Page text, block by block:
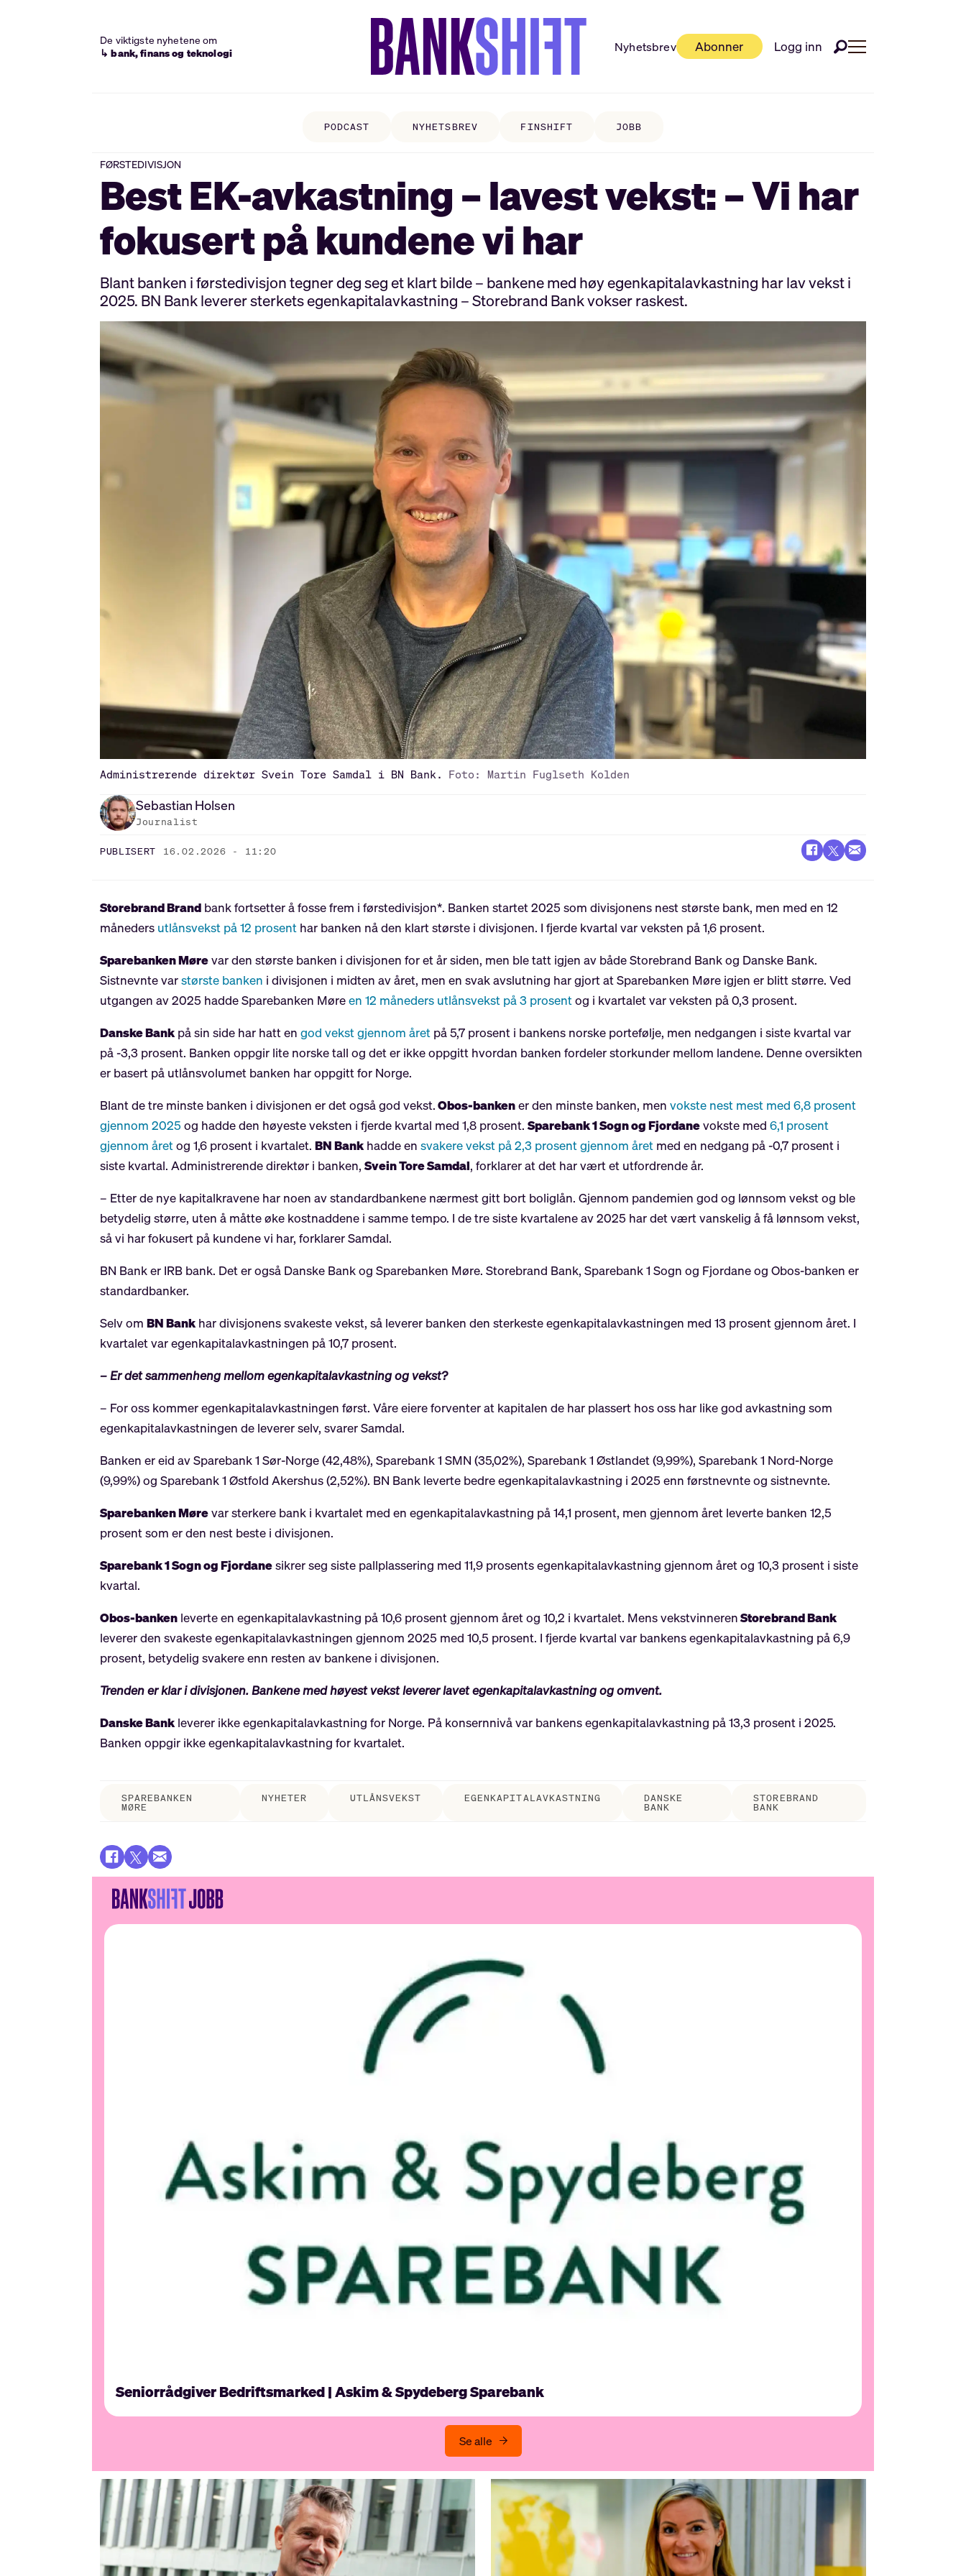
De viktigste nyhetene om
↳ bank, finans og teknologi
Nyhetsbrev Abonner Logg inn
PODCAST NYHETSBREV FINSHIFT JOBB
FØRSTEDIVISJON
Best EK-avkastning – lavest vekst: – Vi har
fokusert på kundene vi har
Blant banken i førstedivisjon tegner deg seg et klart bilde – bankene med høy egenkapitalavkastning har lav vekst i
2025. BN Bank leverer sterkets egenkapitalavkastning – Storebrand Bank vokser raskest.
Administrerende direktør Svein Tore Samdal i BN Bank. Foto: Martin Fuglseth Kolden
Sebastian Holsen
Journalist
PUBLISERT 16.02.2026 - 11:20
Storebrand Brand bank fortsetter å fosse frem i førstedivisjon*. Banken startet 2025 som divisjonens nest største bank, men med en 12
måneders utlånsvekst på 12 prosent har banken nå den klart største i divisjonen. I fjerde kvartal var veksten på 1,6 prosent.
Sparebanken Mørevar den største banken i divisjonen for et år siden, men ble tatt igjen av både Storebrand Bank og Danske Bank.
Sistnevnte varstørste banken i divisjonen i midten av året, men en svak avslutning har gjort at Sparebanken Møre igjen er blitt større. Ved
utgangen av 2025 hadde Sparebanken Møreen 12 måneders utlånsvekst på 3 prosentog i kvartalet var veksten på 0,3 prosent.
Danske Bankpå sin side har hatt engod vekst gjennom året på 5,7 prosent i bankens norske portefølje, men nedgangen i siste kvartal var
på -3,3 prosent. Banken oppgir lite norske tall og det er ikke oppgitt hvordan banken fordeler storkunder mellom landene. Denne oversikten
er basert på utlånsvolumet banken har oppgitt for Norge.
Blant de tre minste banken i divisjonen er det også god vekst.Obos-bankener den minste banken, menvokste nest mest med 6,8 prosent
gjennom 2025 og hadde den høyeste veksten i fjerde kvartal med 1,8 prosent.Sparebank 1 Sogn og Fjordanevokste med6,1 prosent
gjennom åretog 1,6 prosent i kvartalet.BN Bankhadde ensvakere vekst på 2,3 prosent gjennom året med en nedgang på -0,7 prosent i
siste kvartal. Administrerende direktør i banken,Svein Tore Samdal, forklarer at det har vært et utfordrende år.
– Etter de nye kapitalkravene har noen av standardbankene nærmest gitt bort boliglån. Gjennom pandemien god og lønnsom vekst og ble
betydelig større, uten å måtte øke kostnaddene i samme tempo. I de tre siste kvartalene av 2025 har det vært vanskelig å få lønnsom vekst,
så vi har fokusert på kundene vi har, forklarer Samdal.
BN Bank er IRB bank. Det er også Danske Bank og Sparebanken Møre. Storebrand Bank, Sparebank 1 Sogn og Fjordane og Obos-banken er
standardbanker.
Selv omBN Bankhar divisjonens svakeste vekst, så leverer banken den sterkeste egenkapitalavkastningen med 13 prosent gjennom året. I
kvartalet var egenkapitalavkastningen på 10,7 prosent.
– Er det sammenheng mellom egenkapitalavkastning og vekst?
– For oss kommer egenkapitalavkastningen først. Våre eiere forventer at kapitalen de har plassert hos oss har like god avkastning som
egenkapitalavkastningen de leverer selv, svarer Samdal.
Banken er eid av Sparebank 1 Sør-Norge (42,48%), Sparebank 1 SMN (35,02%), Sparebank 1 Østlandet (9,99%), Sparebank 1 Nord-Norge
(9,99%) og Sparebank 1 Østfold Akershus (2,52%). BN Bank leverte bedre egenkapitalavkastning i 2025 enn førstnevnte og sistnevnte.
Sparebanken Mørevar sterkere bank i kvartalet med en egenkapitalavkastning på 14,1 prosent, men gjennom året leverte banken 12,5
prosent som er den nest beste i divisjonen.
Sparebank 1 Sogn og Fjordanesikrer seg siste pallplassering med 11,9 prosents egenkapitalavkastning gjennom året og 10,3 prosent i siste
kvartal.
Obos-banken leverte en egenkapitalavkastning på 10,6 prosent gjennom året og 10,2 i kvartalet. Mens vekstvinnerenStorebrand Bank
leverer den svakeste egenkapitalavkastningen gjennom 2025 med 10,5 prosent. I fjerde kvartal var bankens egenkapitalavkastning på 6,9
prosent, betydelig svakere enn resten av bankene i divisjonen.
Trenden er klar i divisjonen. Bankene med høyest vekst leverer lavet egenkapitalavkastning og omvent.
Danske Bank leverer ikke egenkapitalavkastning for Norge. På konsernnivå var bankens egenkapitalavkastning på 13,3 prosent i 2025.
Banken oppgir ikke egenkapitalavkastning for kvartalet.
SPAREBANKEN
MØRE
NYHETER UTLÅNSVEKST EGENKAPITALAVKASTNING DANSKE
BANK
STOREBRAND
BANK
Seniorrådgiver Bedriftsmarked | Askim & Spydeberg Sparebank
Se alle